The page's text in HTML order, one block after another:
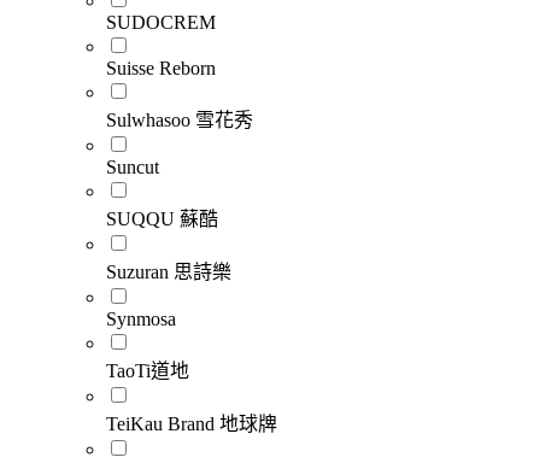
SUDOCREM
Suisse Reborn
Sulwhasoo 雪花秀
Suncut
SUQQU 蘇酷
Suzuran 思詩樂
Synmosa
TaoTi道地
TeiKau Brand 地球牌